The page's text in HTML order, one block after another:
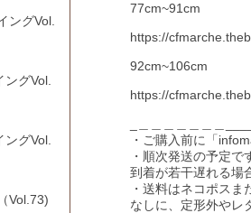
ングVol.
グVol.
グVol.
Vol.73)
77cm~91cm
https://
92cm~106cm
https://
・ご購入前に「
・順次発送の予定で
到着が若干遅れる場
・送料はネコポス
なしに、定形外やレ